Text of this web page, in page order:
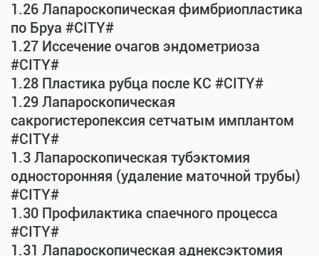
1.26 Лапароскопическая фимбриопластика
по Бруа #CITY#
1.27 Иссечение очагов эндометриоза
#CITY#
1.28 Пластика рубца после КС #CITY#
1.29 Лапароскопическая
сакрогистеропексия сетчатым имплантом
#CITY#
1.3 Лапароскопическая тубэктомия
односторонняя (удаление маточной трубы)
#CITY#
1.30 Профилактика спаечного процесса
#CITY#
1.31 Лапароскопическая аднексэктомия